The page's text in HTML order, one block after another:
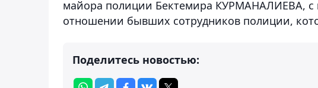
майора полиции Бектемира КУРМАНАЛИЕВА, с
отношении бывших сотрудников полиции,
Поделитесь новостью: